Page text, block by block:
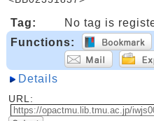
Tag:
No tag is
Functions:
Details
URL: